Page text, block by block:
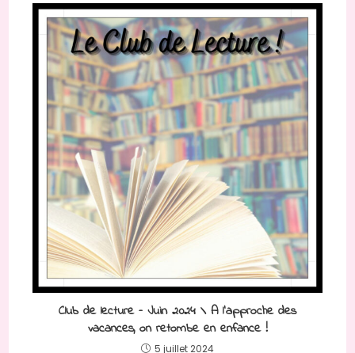
Club de lecture – Juin 2024 \ A l’approche des
vacances, on retombe en enfance !
5 juillet 2024